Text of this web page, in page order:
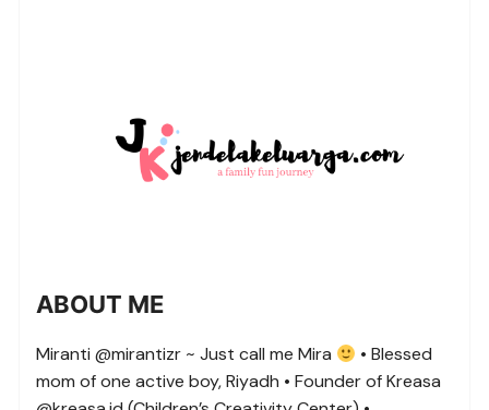
ABOUT ME
Miranti @mirantizr ~ Just call me Mira
• Blessed
mom of one active boy, Riyadh • Founder of Kreasa